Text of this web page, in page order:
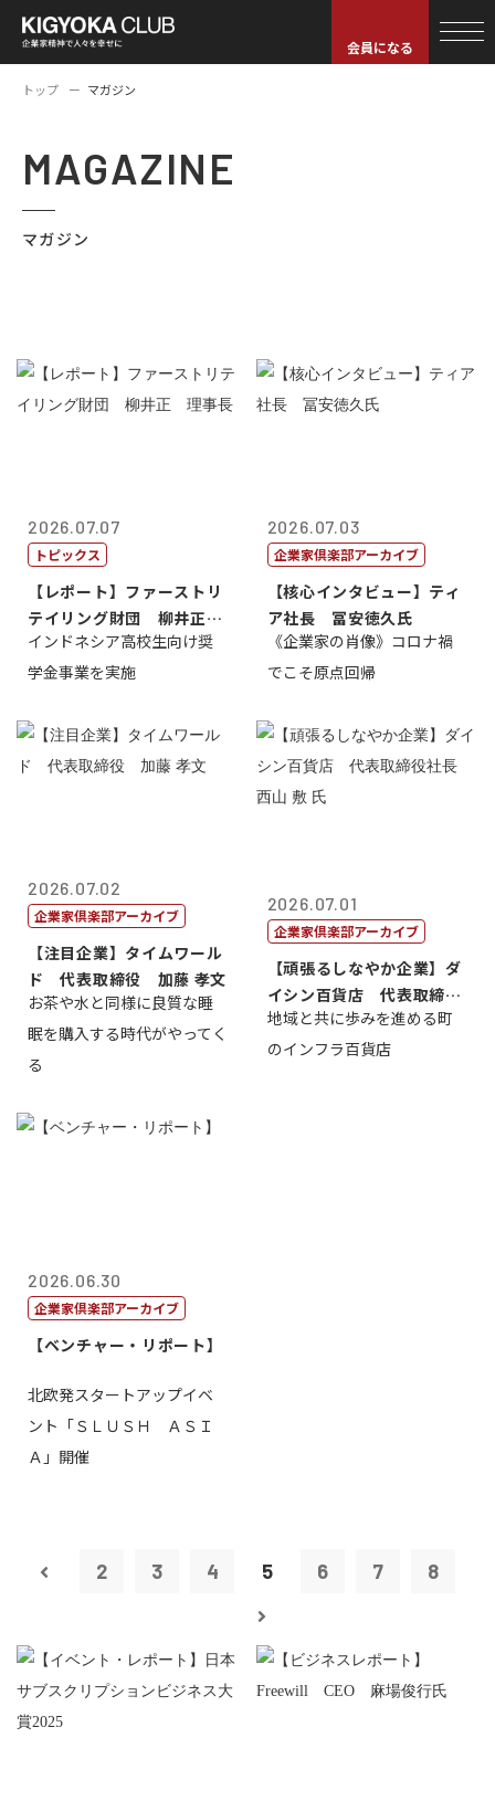
会員になる
トップ マガジン
MAGAZINE
マガジン
2026.07.07
トピックス
【レポート】ファーストリ
テイリング財団 柳井正
理事長
インドネシア高校生向け奨
学金事業を実施
2026.07.03
企業家倶楽部アーカイブ
【核心インタビュー】ティ
ア社長 冨安徳久氏
《企業家の肖像》コロナ禍
でこそ原点回帰
2026.07.02
企業家倶楽部アーカイブ
【注目企業】タイムワール
ド 代表取締役 加藤 孝文
お茶や水と同様に良質な睡
眠を購入する時代がやってく
る
2026.07.01
企業家倶楽部アーカイブ
【頑張るしなやか企業】ダ
イシン百貨店 代表取締役
社長 西山 ...
地域と共に歩みを進める町
のインフラ百貨店
2026.06.30
企業家倶楽部アーカイブ
【ベンチャー・リポート】
北欧発スタートアップイベ
ント「ＳＬＵＳＨ ＡＳＩ
Ａ」開催
2 3 4 5 6 7 8